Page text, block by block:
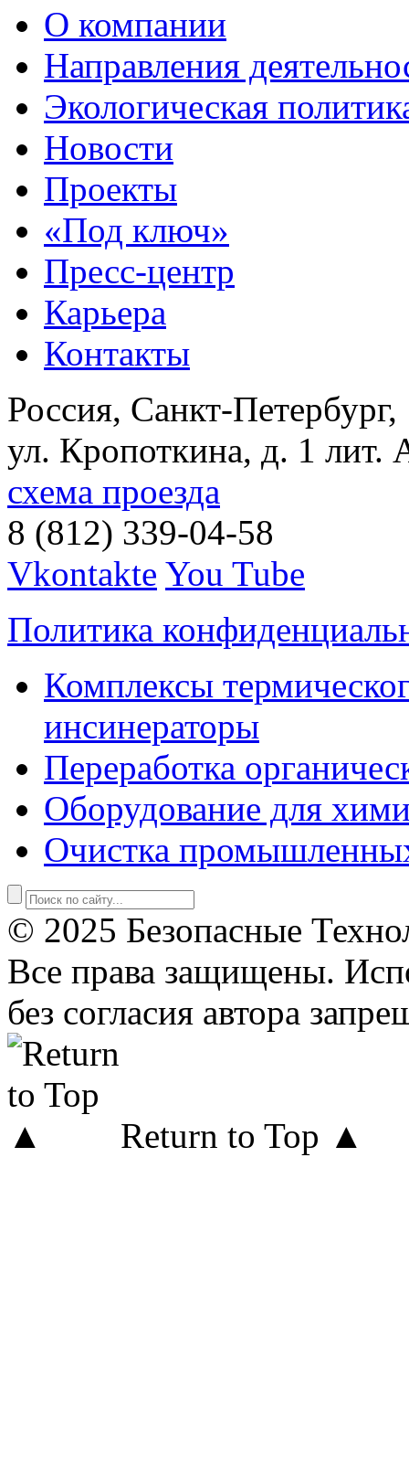
О компании
Направления
Экологическая
Новости
Проекты
«Под ключ»
Пресс-центр
Карьера
Контакты
Россия, Санкт-Петербург,
ул. Кропоткина, д. 1 лит.
схема проезда
8 (812) 339-04-58
Vkontakte You Tube
Политика
Комплексы
инсинераторы
Переработка
Оборудование для
Очистка
© 2025 Безопасные
Все права защищены.
без согласия автора
Return to Top ▲